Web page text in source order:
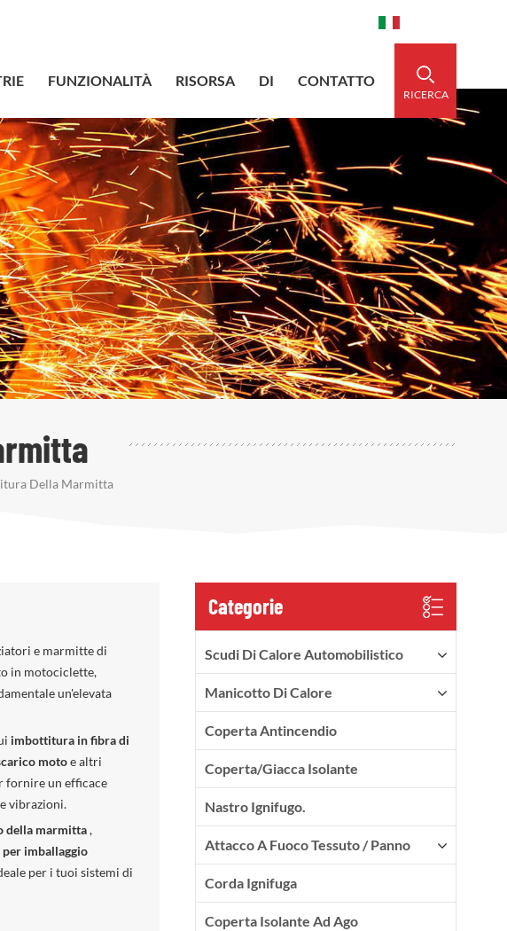
RICERCA
FUNZIONALITÀ RISORSA DI CONTATTO
Della Marmitta
e marmitte di
in motociclette,
un'elevata
imbottitura in fibra di
motoe altri
fornire un efficace
vibrazioni.
della marmitta,
per imballaggio
per i tuoi sistemi di
Categorie
Scudi Di Calore Automobilistico
Manicotto Di Calore
Coperta Antincendio
Coperta/Giacca Isolante
Nastro Ignifugo.
Attacco A Fuoco Tessuto / Panno
Corda Ignifuga
Coperta Isolante Ad Ago